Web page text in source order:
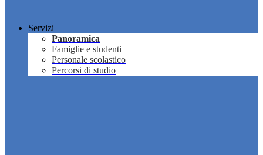
Servizi
Panoramica
Famiglie e studenti
Personale scolastico
Percorsi di studio